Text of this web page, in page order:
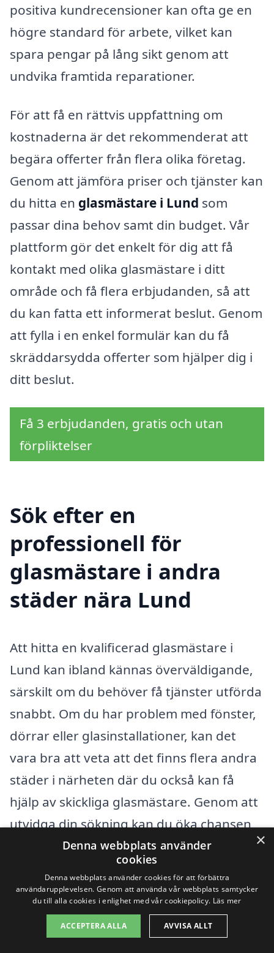
positiva kundrecensioner kan ofta ge en
högre standard för arbete, vilket kan
spara pengar på lång sikt genom att
undvika framtida reparationer.
För att få en rättvis uppfattning om
kostnaderna är det rekommenderat att
begära offerter från flera olika företag.
Genom att jämföra priser och tjänster kan
du hitta en glasmästare i Lund som
passar dina behov samt din budget. Vår
plattform gör det enkelt för dig att få
kontakt med olika glasmästare i ditt
område och få flera erbjudanden, så att
du kan fatta ett informerat beslut. Genom
att fylla i en enkel formulär kan du få
skräddarsydda offerter som hjälper dig i
ditt beslut.
Få 3 erbjudanden, gratis och utan
förpliktelser
Sök efter en
professionell för
glasmästare i andra
städer nära Lund
Att hitta en kvalificerad glasmästare i
Lund kan ibland kännas överväldigande,
särskilt om du behöver få tjänster utförda
snabbt. Om du har problem med fönster,
dörrar eller glasinstallationer, kan det
vara bra att veta att det finns flera andra
städer i närheten där du också kan få
hjälp av skickliga glasmästare. Genom att
utvidga din sökning kan du öka chansen
att hitta den perfekta hantverkaren för
Här är några städer i närheten av Lund
som du kan överväga att leta efter
×
Denna webbplats använder
cookies
Denna webbplats använder cookies för att förbättra
användarupplevelsen. Genom att använda vår webbplats samtycker
du till alla cookies i enlighet med vår cookiepolicy. Läs mer
ACCEPTERA ALLA AVVISA ALLT